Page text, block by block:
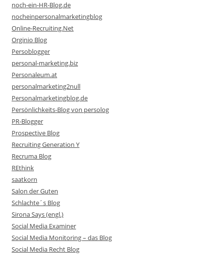
noch-ein-HR-Blog.de
nocheinpersonalmarketingblog
Online-Recruiting.Net
Orginio Blog
Persoblogger
personal-marketing.biz
Personaleum.at
personalmarketing2null
Personalmarketingblog.de
Persönlichkeits-Blog von persolog
PR-Blogger
Prospective Blog
Recruiting Generation Y
Recruma Blog
REthink
saatkorn
Salon der Guten
Schlachte´s Blog
Sirona Says (engl.)
Social Media Examiner
Social Media Monitoring – das Blog
Social Media Recht Blog